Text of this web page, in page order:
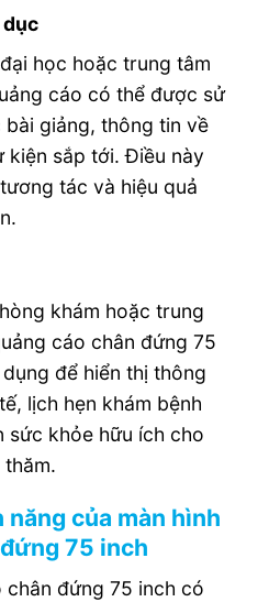
học hoặc trung tâm
cáo có thể được sử
giảng, thông tin về
kiện sắp tới. Điều này
tác và hiệu quả
khám hoặc trung
cáo chân đứng 75
để hiển thị thông
lịch hẹn khám bệnh
sức khỏe hữu ích cho
thăm.
của màn hình
75 inch
chân đứng 75 inch có